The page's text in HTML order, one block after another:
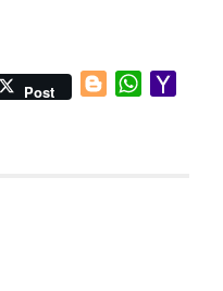
Post BloggerWhatsApp